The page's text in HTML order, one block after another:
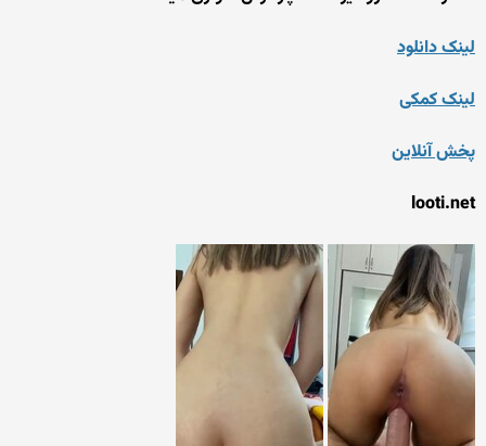
لینک دانلود
لینک کمکی
پخش آنلاین
looti.net